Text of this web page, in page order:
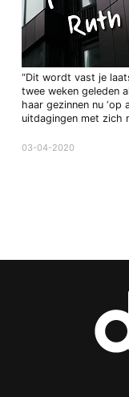
“Dit wordt vast je
twee weken geleden
haar gezinnen nu ‘op
uitdagingen met zich
03-04-2020